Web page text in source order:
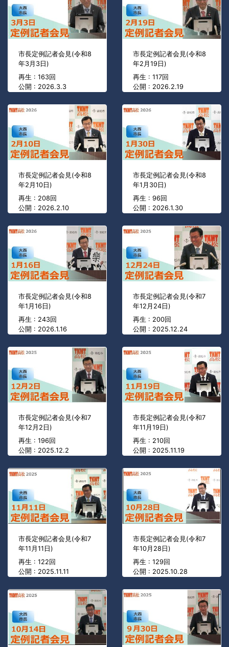
市長定例記者会見(令和8
年3月3日)
再生 : 163回
公開 : 2026.3.3
市長定例記者会見(令和8
年2月19日)
再生 : 117回
公開 : 2026.2.19
市長定例記者会見(令和8
年2月10日)
再生 : 208回
公開 : 2026.2.10
市長定例記者会見(令和8
年1月30日)
再生 : 96回
公開 : 2026.1.30
市長定例記者会見(令和8
年1月16日)
再生 : 243回
公開 : 2026.1.16
市長定例記者会見(令和7
年12月24日)
再生 : 200回
公開 : 2025.12.24
市長定例記者会見(令和7
年12月2日)
再生 : 196回
公開 : 2025.12.2
市長定例記者会見(令和7
年11月19日)
再生 : 210回
公開 : 2025.11.19
市長定例記者会見(令和7
年11月11日)
再生 : 122回
公開 : 2025.11.11
市長定例記者会見(令和7
年10月28日)
再生 : 129回
公開 : 2025.10.28